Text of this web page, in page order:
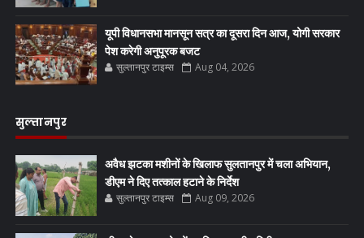
यूपी विधानसभा मानसून सत्र का दूसरा दिन आज, योगी सरकार
पेश करेगी अनुपूरक बजट
सुल्तानपुर टाइम्स Aug 04, 2026
सुल्तानपुर
अवैध झटका मशीनों के खिलाफ सुलतानपुर में चला अभियान,
डीएम ने दिए तत्काल हटाने के निर्देश
सुल्तानपुर टाइम्स Aug 09, 2026